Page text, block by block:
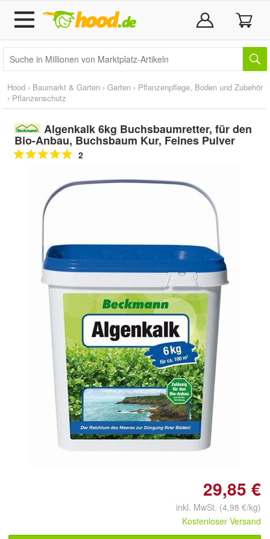
Hood › Baumarkt & Garten › Garten › Pflanzenpflege, Boden und Zubehör
› Pflanzenschutz
Algenkalk 6kg Buchsbaumretter, für den
Bio-Anbau, Buchsbaum Kur, Feines Pulver
2
Doppelt antippen zum
vergrößern
29,85 €
inkl. MwSt. (4,98 €/kg)
Kostenloser Versand